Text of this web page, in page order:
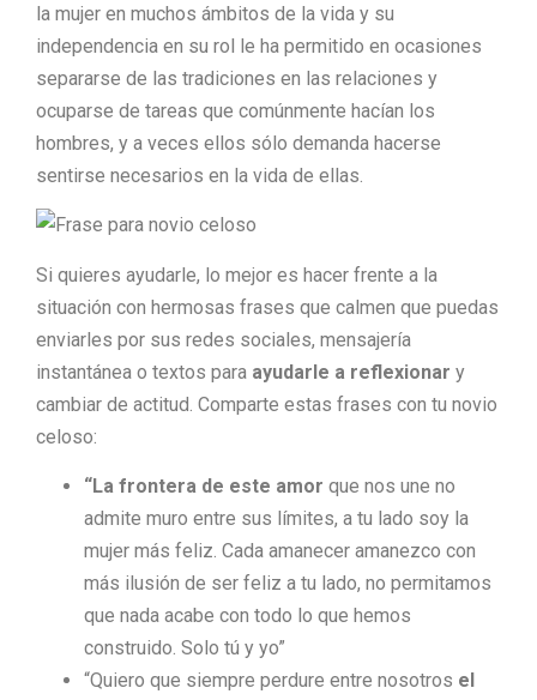
la mujer en muchos ámbitos de la vida y su
independencia en su rol le ha permitido en ocasiones
separarse de las tradiciones en las relaciones y
ocuparse de tareas que comúnmente hacían los
hombres, y a veces ellos sólo demanda hacerse
sentirse necesarios en la vida de ellas.
Si quieres ayudarle, lo mejor es hacer frente a la
situación con hermosas frases que calmen que puedas
enviarles por sus redes sociales, mensajería
instantánea o textos para ayudarle a reflexionar y
cambiar de actitud. Comparte estas frases con tu novio
celoso:
“La frontera de este amor que nos une no
admite muro entre sus límites, a tu lado soy la
mujer más feliz. Cada amanecer amanezco con
más ilusión de ser feliz a tu lado, no permitamos
que nada acabe con todo lo que hemos
construido. Solo tú y yo”
“Quiero que siempre perdure entre nosotros el